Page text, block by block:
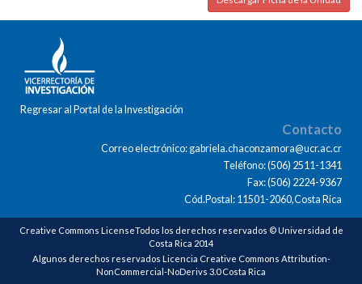
Regresar al Portal de la Investigación
Contacto
Correo electrónico: gabriela.chaconzamora@ucr.ac.cr
Teléfono: (506) 2511-1341
Fax: (506) 2224-9367
Cód.Postal: 11501-2060,Costa Rica
Creative Commons LicenseTodos los derechos reservados © Universidad de
Costa Rica 2014
Algunos derechos reservados Licencia Creative Commons Attribution-
NonCommercial-NoDerivs 3.0 Costa Rica